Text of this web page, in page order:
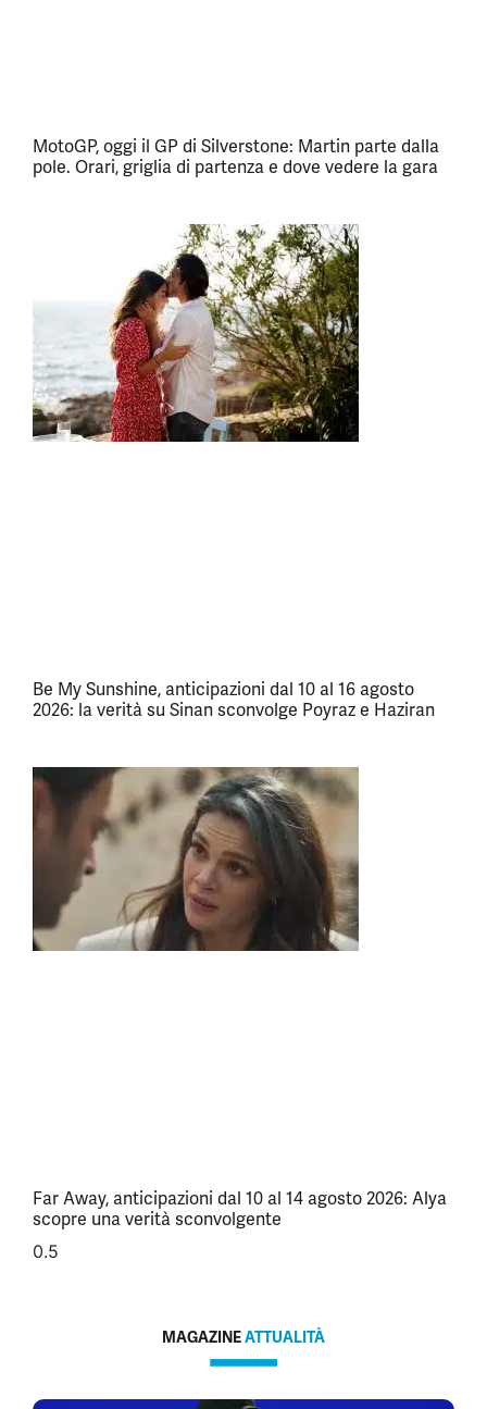
MotoGP, oggi il GP di Silverstone: Martin parte dalla
pole. Orari, griglia di partenza e dove vedere la gara
Be My Sunshine, anticipazioni dal 10 al 16 agosto
2026: la verità su Sinan sconvolge Poyraz e Haziran
Far Away, anticipazioni dal 10 al 14 agosto 2026: Alya
scopre una verità sconvolgente
MAGAZINEATTUALITÀ